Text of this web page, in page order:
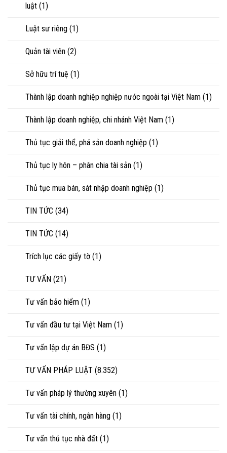
luật (1)
Luật sư riêng (1)
Quản tài viên (2)
Sở hữu trí tuệ (1)
Thành lập doanh nghiệp nghiệp nước ngoài tại Việt Nam (1)
Thành lập doanh nghiệp, chi nhánh Việt Nam (1)
Thủ tục giải thể, phá sản doanh nghiệp (1)
Thủ tục ly hôn – phân chia tài sản (1)
Thủ tục mua bán, sát nhập doanh nghiệp (1)
TIN TỨC (34)
TIN TỨC (14)
Trích lục các giấy tờ (1)
TƯ VẤN (21)
Tư vấn bảo hiểm (1)
Tư vấn đầu tư tại Việt Nam (1)
Tư vấn lập dự án BĐS (1)
TƯ VẤN PHÁP LUẬT (8.352)
Tư vấn pháp lý thường xuyên (1)
Tư vấn tài chính, ngân hàng (1)
Tư vấn thủ tục nhà đất (1)